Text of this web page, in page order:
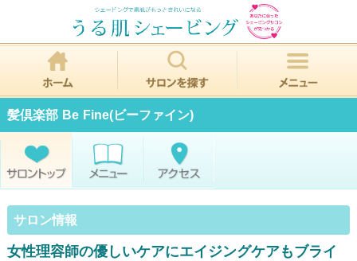
髪倶楽部 Be Fine(ビーファイン)
サロン情報
女性理容師の優しいケアにエイジングケアもブライ